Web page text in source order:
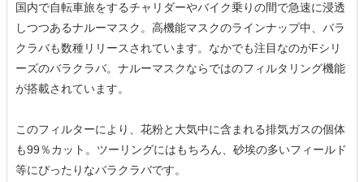
国内で自転車旅をするチャリダーやバイク乗りの間で急速に浸透
しつつあるナルーマスク。高機能マスクのラインナップ中、バラ
クラバも数種リリースされています。なかでも注目なのがFシリ
ーズのバラクラバ。ナルーマスクならではのフィルタリング機能
が搭載されています。
このフィルターにより、花粉と大気中に含まれる排気ガスの個体
も99％カット。ツーリングにはもちろん、砂埃の多いフィールド
等にぴったりなバラクラバです。